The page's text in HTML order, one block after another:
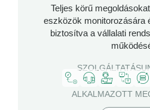
Teljes körű
eszközök monitorozására
biztosítva a vállalati
ALKALMAZOTT